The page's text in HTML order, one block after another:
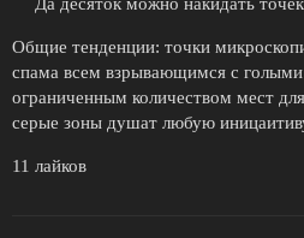
Общие тенденции: точки
спама всем взрывающимся с
ограниченным количеством мест
серые зоны душат любую
11 лайков